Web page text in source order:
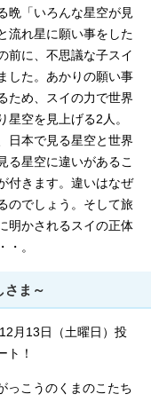
晩「いろんな星空が見
流れ星に願い事をした
前に、不思議な子スイ
した。あかりの願い事
ため、スイの力で世界
星空を見上げる2人。
日本で見る星空と世界
る星空に違いがあるこ
付きます。違いはなぜ
のでしょう。そして旅
明かされるスイの正体
・。
ま～
月13日（土曜日）投
ト！
っこうのくまのこたち